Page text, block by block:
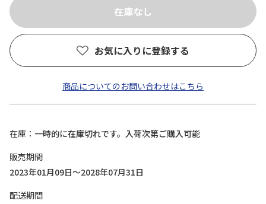
お気に入りに登録する
商品についてのお問い合わせはこちら
在庫
一時的に在庫切れです。入荷次第ご購入可能
販売期間
2023年01月09日～2028年07月31日
配送期間